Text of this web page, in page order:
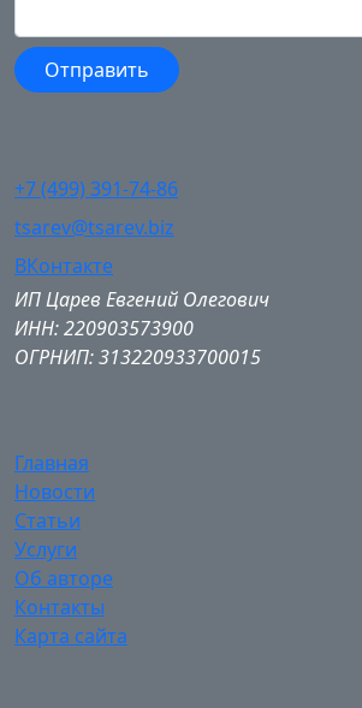
+7 (499) 391-74-86
tsarev@tsarev.biz
ВКонтакте
ИП Царев Евгений Олегович
ИНН: 220903573900
ОГРНИП: 313220933700015
Главная
Новости
Статьи
Услуги
Об авторе
Контакты
Карта сайта